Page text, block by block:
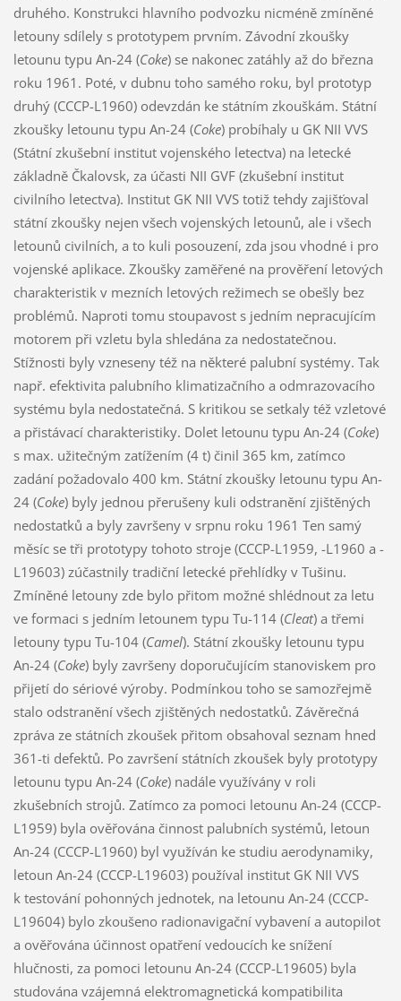
druhého. Konstrukci hlavního podvozku nicméně zmíněné
letouny sdílely s prototypem prvním. Závodní zkoušky
letounu typu An-24 (Coke) se nakonec zatáhly až do března
roku 1961. Poté, v dubnu toho samého roku, byl prototyp
druhý (CCCP-L1960) odevzdán ke státním zkouškám. Státní
zkoušky letounu typu An-24 (Coke) probíhaly u GK NII VVS
(Státní zkušební institut vojenského letectva) na letecké
základně Čkalovsk, za účasti NII GVF (zkušební institut
civilního letectva). Institut GK NII VVS totiž tehdy zajišťoval
státní zkoušky nejen všech vojenských letounů, ale i všech
letounů civilních, a to kuli posouzení, zda jsou vhodné i pro
vojenské aplikace. Zkoušky zaměřené na prověření letových
charakteristik v mezních letových režimech se obešly bez
problémů. Naproti tomu stoupavost s jedním nepracujícím
motorem při vzletu byla shledána za nedostatečnou.
Stížnosti byly vzneseny též na některé palubní systémy. Tak
např. efektivita palubního klimatizačního a odmrazovacího
systému byla nedostatečná. S kritikou se setkaly též vzletové
a přistávací charakteristiky. Dolet letounu typu An-24 (Coke)
s max. užitečným zatížením (4 t) činil 365 km, zatímco
zadání požadovalo 400 km. Státní zkoušky letounu typu An-
24 (Coke) byly jednou přerušeny kuli odstranění zjištěných
nedostatků a byly završeny v srpnu roku 1961 Ten samý
měsíc se tři prototypy tohoto stroje (CCCP-L1959, -L1960 a -
L19603) zúčastnily tradiční letecké přehlídky v Tušinu.
Zmíněné letouny zde bylo přitom možné shlédnout za letu
ve formaci s jedním letounem typu Tu-114 (Cleat) a třemi
letouny typu Tu-104 (Camel). Státní zkoušky letounu typu
An-24 (Coke) byly završeny doporučujícím stanoviskem pro
přijetí do sériové výroby. Podmínkou toho se samozřejmě
stalo odstranění všech zjištěných nedostatků. Závěrečná
zpráva ze státních zkoušek přitom obsahoval seznam hned
361-ti defektů. Po završení státních zkoušek byly prototypy
letounu typu An-24 (Coke) nadále využívány v roli
zkušebních strojů. Zatímco za pomoci letounu An-24 (CCCP-
L1959) byla ověřována činnost palubních systémů, letoun
An-24 (CCCP-L1960) byl využíván ke studiu aerodynamiky,
letoun An-24 (CCCP-L19603) používal institut GK NII VVS
k testování pohonných jednotek, na letounu An-24 (CCCP-
L19604) bylo zkoušeno radionavigační vybavení a autopilot
a ověřována účinnost opatření vedoucích ke snížení
hlučnosti, za pomoci letounu An-24 (CCCP-L19605) byla
studována vzájemná elektromagnetická kompatibilita